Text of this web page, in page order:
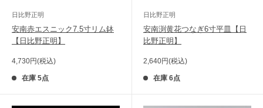
日比野正明
安南赤エスニック7.5寸リム鉢
【日比野正明】
販
売
価
格
4,730円(税込)
在庫 5点
日比野正明
安南渕黄花つなぎ6寸平皿【日
比野正明】
販
売
価
格
2,640円(税込)
在庫 6点